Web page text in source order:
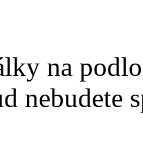
na
nebudete